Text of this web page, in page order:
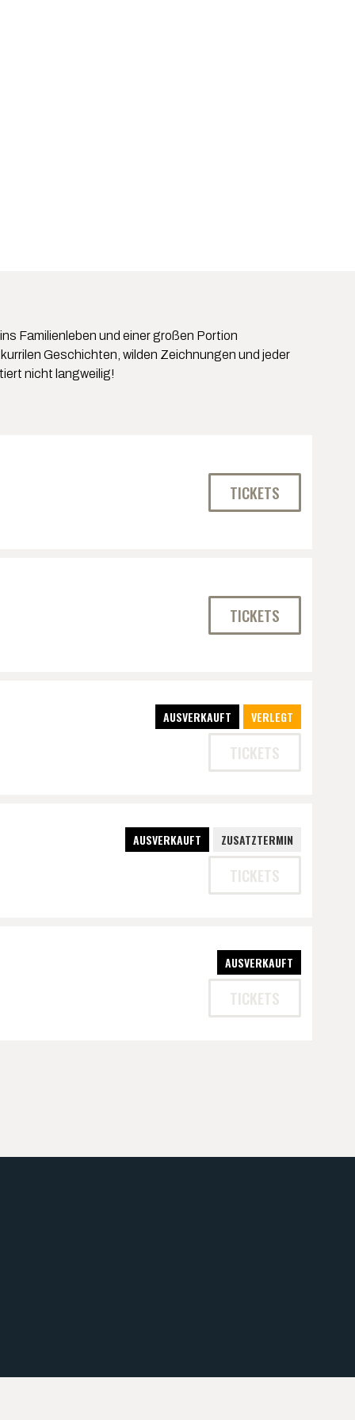
Familienleben und einer großen Portion
Geschichten, wilden Zeichnungen und jeder
nicht langweilig!
TICKETS
TICKETS
AUSVERKAUFT VERLEGT
TICKETS
AUSVERKAUFT ZUSATZTERMIN
TICKETS
AUSVERKAUFT
TICKETS